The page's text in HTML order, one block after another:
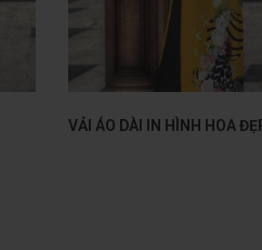
VẢI ÁO DÀI IN HÌNH HOA